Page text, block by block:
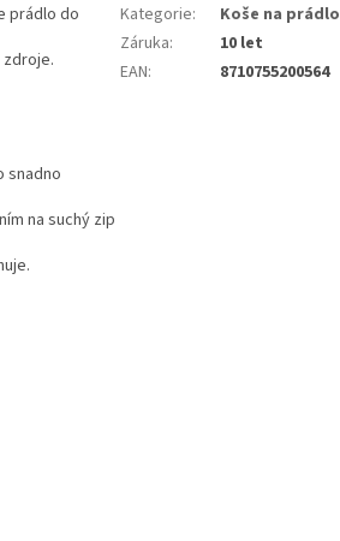
prádlo do
snadno
na suchý zip
Kategorie:
Koše na prádlo
Záruka:
10 let
EAN: 8710755200564